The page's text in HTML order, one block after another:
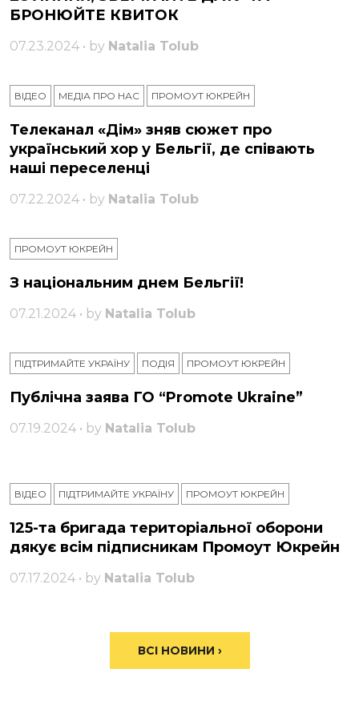
БРОНЮЙТЕ КВИТОК
07.23.2024 • by Natalia Tolub
ВІДЕО МЕДІА ПРО НАС ПРОМОУТ ЮКРЕЙН
Телеканал «Дім» зняв сюжет про
український хор у Бельгії, де співають
наші переселенці
07.22.2024 • by Natalia Tolub
ПРОМОУТ ЮКРЕЙН
З національним днем ​​Бельгії!
07.21.2024 • by Natalia Tolub
ПІДТРИМАЙТЕ УКРАЇНУ ПОДІЯ ПРОМОУТ ЮКРЕЙН
Публічна заява ГО “Promote Ukraine”
07.19.2024 • by Natalia Tolub
ВІДЕО ПІДТРИМАЙТЕ УКРАЇНУ ПРОМОУТ ЮКРЕЙН
125-та бригада територіальної оборони
дякує всім підписникам Промоут Юкрейн
07.17.2024 • by Natalia Tolub
ВСІ НОВИНИ ›